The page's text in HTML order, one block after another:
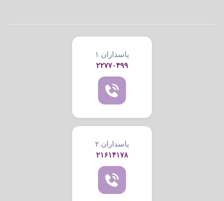
پاسداران ۱
۲۲۷۷۰۴۹۹
پاسداران ۲
۲۱۶۱۴۱۷۸